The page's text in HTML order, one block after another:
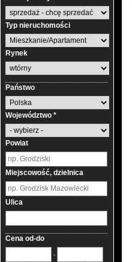
Typ nieruchomości
Rynek
Państwo
Województwo *
Powiat
Miejscowość, dzielnica
Ulica
Cena od-do
-